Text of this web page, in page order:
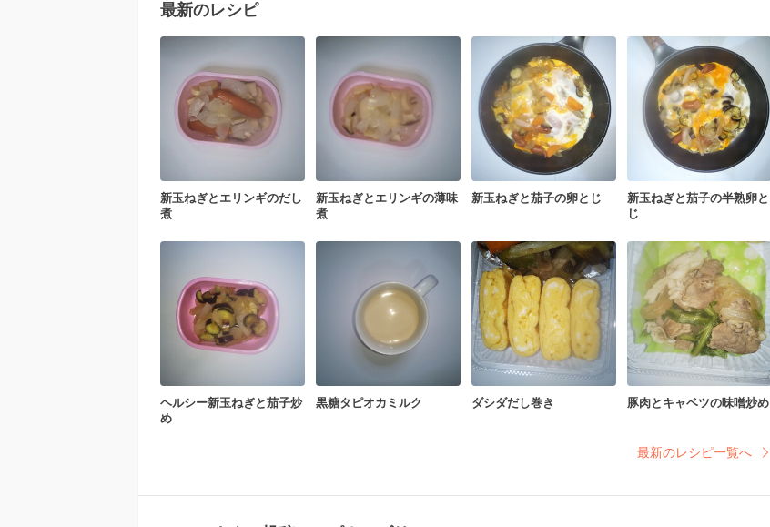
最新のレシピ
新玉ねぎとエリンギのだし
煮
新玉ねぎとエリンギの薄味
煮
新玉ねぎと茄子の卵とじ
新玉ねぎと茄子の半熟卵と
じ
ヘルシー新玉ねぎと茄子炒
め
黒糖タピオカミルク ダシダだし巻き 豚肉とキャベツの味噌炒め
最新のレシピ一覧へ